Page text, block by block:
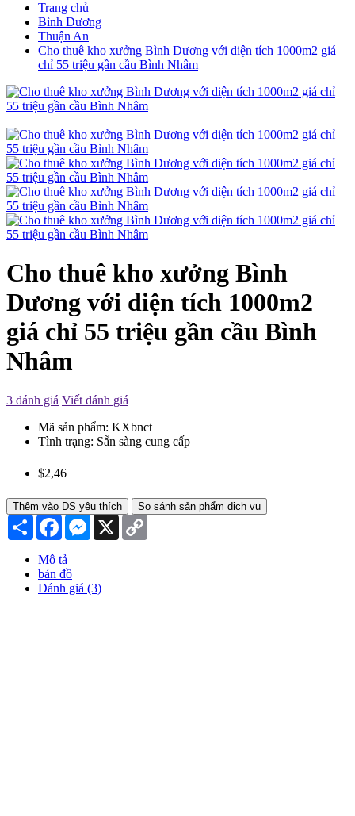
Trang chủ
Bình Dương
Thuận An
Cho thuê kho xưởng Bình Dương với diện tích 1000m2 giá
chỉ 55 triệu gần cầu Bình Nhâm
Cho thuê kho xưởng Bình
Dương với diện tích 1000m2
giá chỉ 55 triệu gần cầu Bình
Nhâm
3 đánh giá Viết đánh giá
Mã sản phẩm: KXbnct
Tình trạng: Sẵn sàng cung cấp
$2,46
Thêm vào DS yêu thích So sánh sản phẩm dịch vụ
Chia
sẻ
FacebookMessenger
X
Mô tả
bản đồ
Đánh giá (3)